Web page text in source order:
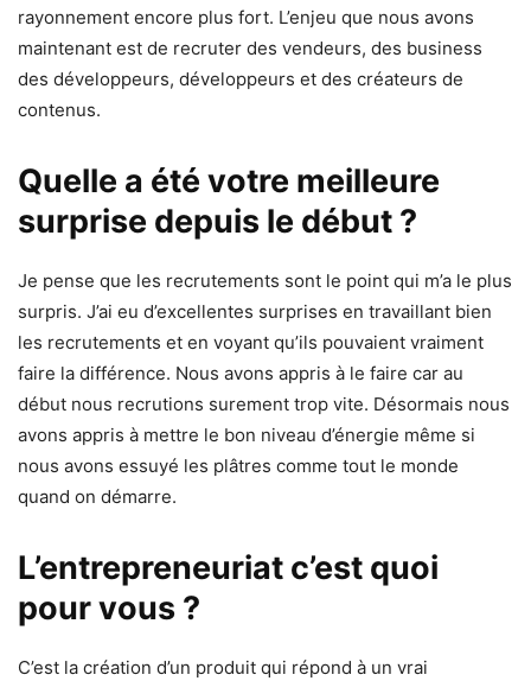
rayonnement encore plus fort. L’enjeu que nous avons
maintenant est de recruter des vendeurs, des business
des développeurs, développeurs et des créateurs de
contenus.
Quelle a été votre meilleure
surprise depuis le début ?
Je pense que les recrutements sont le point qui m’a le plus
surpris. J’ai eu d’excellentes surprises en travaillant bien
les recrutements et en voyant qu’ils pouvaient vraiment
faire la différence. Nous avons appris à le faire car au
début nous recrutions surement trop vite. Désormais nous
avons appris à mettre le bon niveau d’énergie même si
nous avons essuyé les plâtres comme tout le monde
quand on démarre.
L’entrepreneuriat c’est quoi
pour vous ?
C’est la création d’un produit qui répond à un vrai